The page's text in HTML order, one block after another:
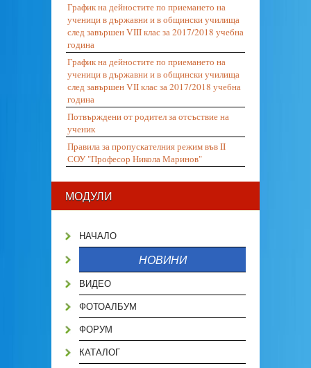
График на дейностите по приемането на
ученици в държавни и в общински училища
след завършен VIII клас за 2017/2018 учебна
година
График на дейностите по приемането на
ученици в държавни и в общински училища
след завършен VII клас за 2017/2018 учебна
година
Потвърждени от родител за отсъствие на
ученик
Правила за пропускателния режим във II
СОУ "Професор Никола Маринов"
МОДУЛИ
НАЧАЛО
НОВИНИ
ВИДЕО
ФОТОАЛБУМ
ФОРУМ
КАТАЛОГ